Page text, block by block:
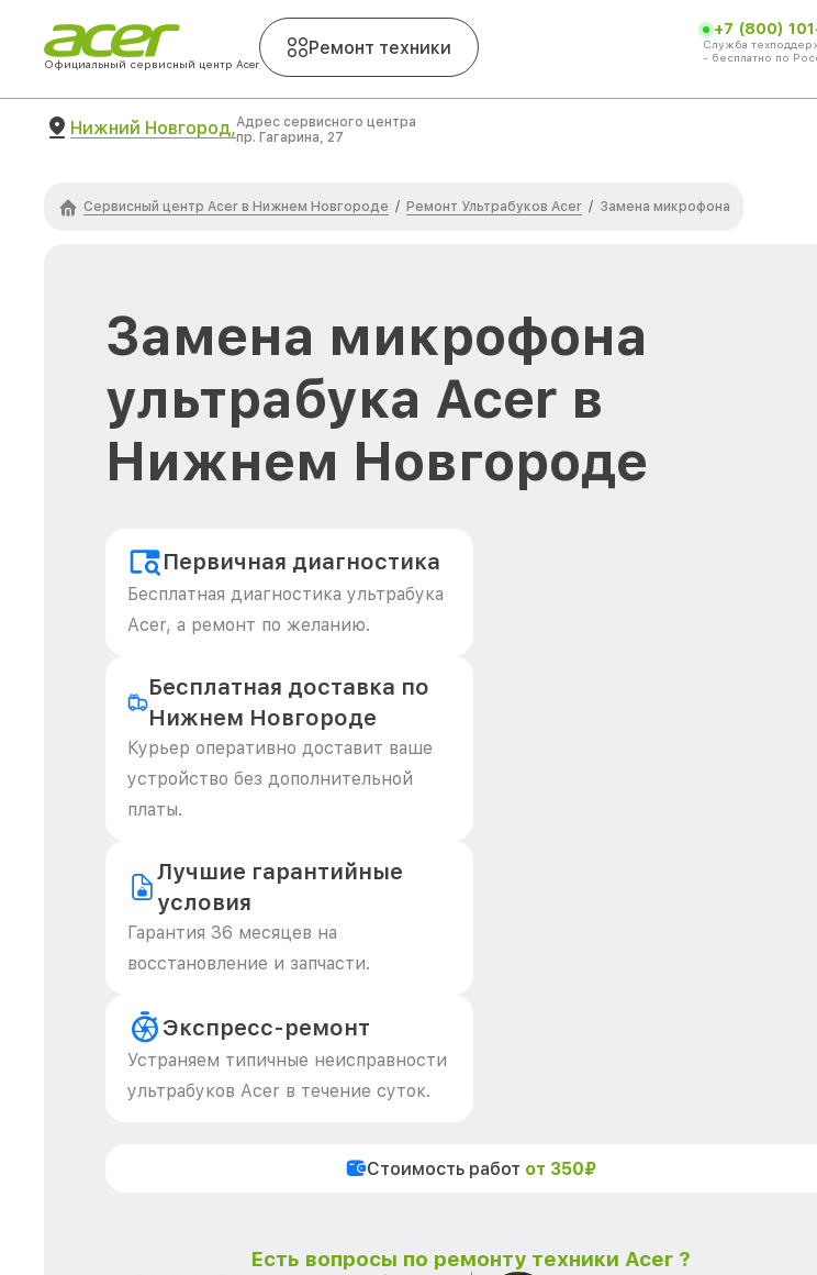
Официальный сервисный центр Acer
Ремонт техники
+7 (800)
Служба
- бесплатно по
Нижний Новгород,Адрес сервисного центра
пр. Гагарина, 27
Сервисный центр Acer в Нижнем Новгороде / Ремонт Ультрабуков Acer / Замена микрофона
Замена микрофона
ультрабука Acer в
Нижнем Новгороде
Первичная диагностика
Бесплатная диагностика ультрабука
Acer, а ремонт по желанию.
Бесплатная доставка по
Нижнем Новгороде
Курьер оперативно доставит ваше
устройство без дополнительной
платы.
Лучшие гарантийные
условия
Гарантия 36 месяцев на
восстановление и запчасти.
Экспресс-ремонт
Устраняем типичные неисправности
ультрабуков Acer в течение суток.
Стоимость работ от 350₽
Есть вопросы по ремонту техники Acer ?